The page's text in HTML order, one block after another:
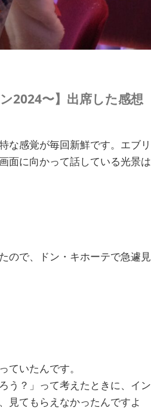
2024〜】出席した感想
な感覚が毎回新鮮です。エブリ
面に向かって話している光景は
ので、ドン・キホーテで急遽見
ていたんです。
う？」って考えたときに、イン
見てもらえなかったんですよ